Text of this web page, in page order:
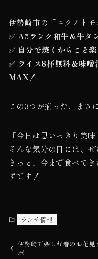
伊勢崎市の「ニクノトモ
✅ A5ランク和牛＆牛タ
✅ 自分で焼くからこそ
✅ ライス8杯無料＆味
MAX！
この3つが揃った、まさ
「今日は思いっきり美
そんな気分の日には、ぜ
きっと、今まで食べて
ずです！
ランチ情報
伊勢崎で楽しむ春のお花
ボ